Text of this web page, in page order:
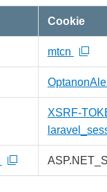
Cookie
mtcn
XSRF-